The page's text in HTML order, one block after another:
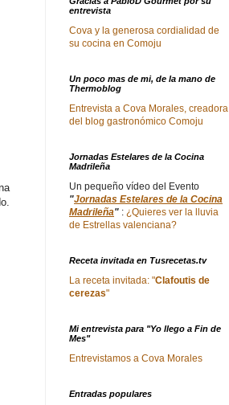
entrevista
Cova y la generosa cordialidad de
su cocina en Comoju
Un poco mas de mi, de la mano de
Thermoblog
Entrevista a Cova Morales, creadora
del blog gastronómico Comoju
Jornadas Estelares de la Cocina
Madrileña
Un pequeño vídeo del Evento
"Jornadas Estelares de la Cocina
Madrileña" : ¿Quieres ver la lluvia
de Estrellas valenciana?
Receta invitada en Tusrecetas.tv
La receta invitada: "Clafoutis de
cerezas"
Mi entrevista para "Yo llego a Fin de
Mes"
Entrevistamos a Cova Morales
Entradas populares